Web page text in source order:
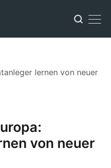
lernen von neuer
von neuer